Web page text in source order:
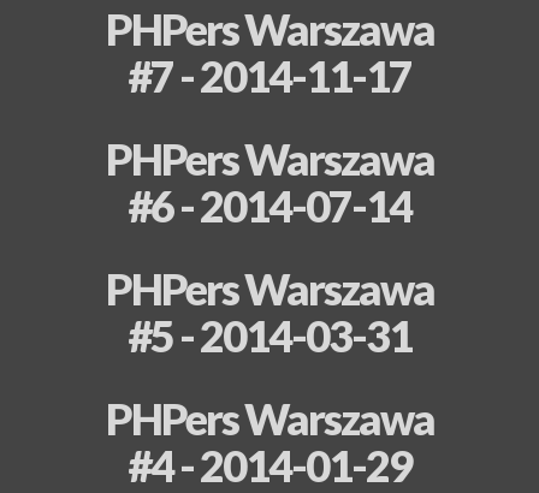
PHPers Warszawa
#7 - 2014-11-17
PHPers Warszawa
#6 - 2014-07-14
PHPers Warszawa
#5 - 2014-03-31
PHPers Warszawa
#4 - 2014-01-29